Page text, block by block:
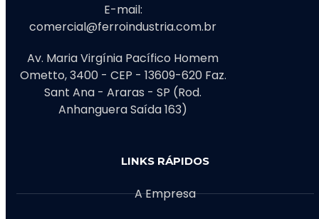
E-mail:
comercial@ferroindustria.com.br
Av. Maria Virgínia Pacífico Homem
Ometto, 3400 - CEP - 13609-620 Faz.
Sant Ana - Araras - SP (Rod.
Anhanguera Saída 163)
LINKS RÁPIDOS
A Empresa